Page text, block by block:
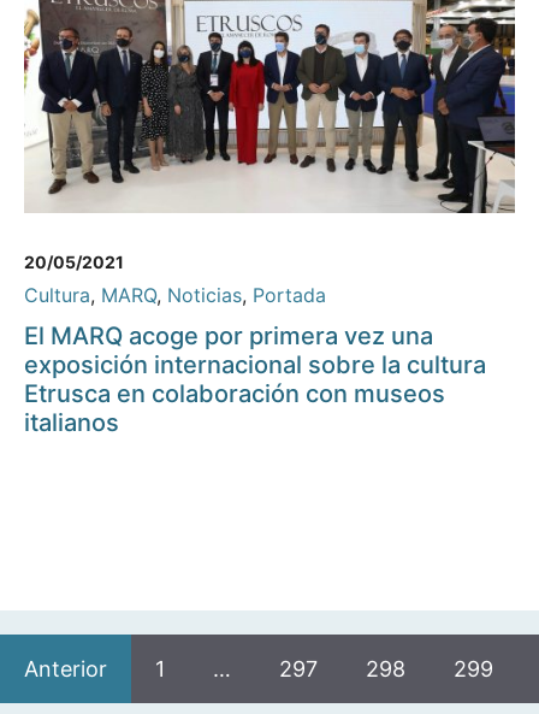
20/05/2021
Cultura, MARQ, Noticias, Portada
El MARQ acoge por primera vez una
exposición internacional sobre la cultura
Etrusca en colaboración con museos
italianos
Anterior 1 … 297 298 299